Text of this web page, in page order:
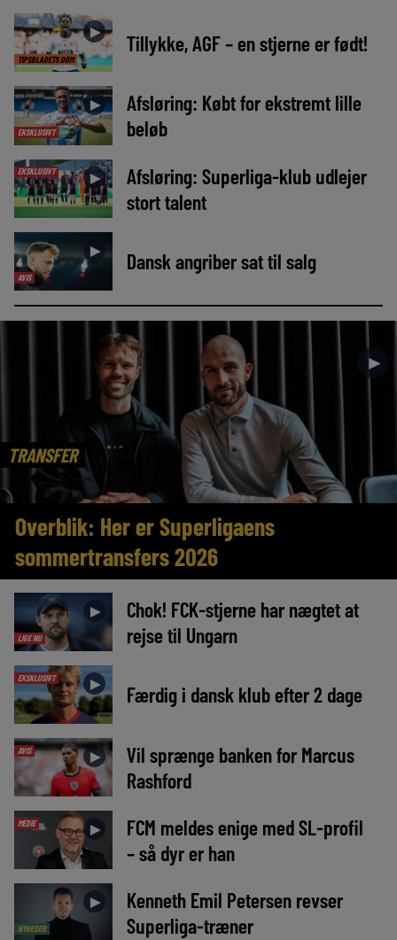
TIPSBLADETS DOM
► Tillykke, AGF – en stjerne er født!
EKSKLUSIVT
►
Afsløring: Købt for ekstremt lille
beløb
EKSKLUSIVT ►
Afsløring: Superliga-klub udlejer
stort talent
AVIS
► Dansk angriber sat til salg
TRANSFER
►
Overblik: Her er Superligaens
sommertransfers 2026
LIGE NU
►
Chok! FCK-stjerne har nægtet at
rejse til Ungarn
EKSKLUSIVT ► Færdig i dansk klub efter 2 dage
AVIS ►
Vil sprænge banken for Marcus
Rashford
MEDIE ►
FCM meldes enige med SL-profil
– så dyr er han
NYHEDER
►
Kenneth Emil Petersen revser
Superliga-træner